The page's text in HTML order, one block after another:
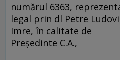
numărul 6363,
legal prin dl Petre
Imre, în calitate de
Preşedinte C.A.,